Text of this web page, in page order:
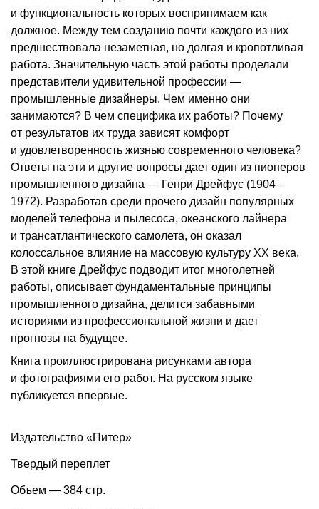
и функциональность которых воспринимаем как
должное. Между тем созданию почти каждого из них
предшествовала незаметная, но долгая и кропотливая
работа. Значительную часть этой работы проделали
представители удивительной профессии —
промышленные дизайнеры. Чем именно они
занимаются? В чем специфика их работы? Почему
от результатов их труда зависят комфорт
и удовлетворенность жизнью современного человека?
Ответы на эти и другие вопросы дает один из пионеров
промышленного дизайна — Генри Дрейфус (1904–
1972). Разработав среди прочего дизайн популярных
моделей телефона и пылесоса, океанского лайнера
и трансатлантического самолета, он оказал
колоссальное влияние на массовую культуру XX века.
В этой книге Дрейфус подводит итог многолетней
работы, описывает фундаментальные принципы
промышленного дизайна, делится забавными
историями из профессиональной жизни и дает
прогнозы на будущее.
Книга проиллюстрирована рисунками автора
и фотографиями его работ. На русском языке
публикуется впервые.
Издательство «Питер»
Твердый переплет
Объем — 384 стр.